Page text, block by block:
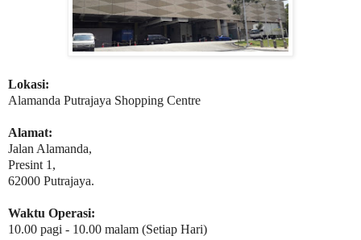
Lokasi:
Alamanda Putrajaya Shopping Centre
Alamat:
Jalan Alamanda,
Presint 1,
62000 Putrajaya.
Waktu Operasi:
10.00 pagi - 10.00 malam (Setiap Hari)